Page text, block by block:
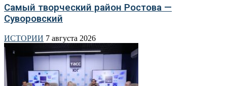
Самый творческий район Ростова —
Суворовский
ИСТОРИИ 7 августа 2026